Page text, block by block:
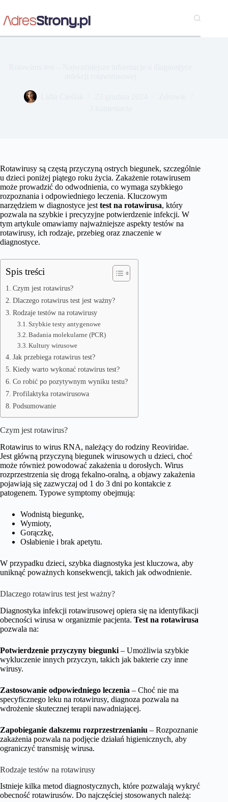
treści
Rotawirusy są częstą przyczyną ostrych biegunek, szczególnie
u dzieci poniżej piątego roku życia. Zakażenie rotawirusem
może prowadzić do odwodnienia, co wymaga szybkiego
rozpoznania i odpowiedniego leczenia. Kluczowym
narzędziem w diagnostyce jest test na rotawirusa, który
pozwala na szybkie i precyzyjne potwierdzenie infekcji. W
tym artykule omawiamy najważniejsze aspekty testów na
rotawirusy, ich rodzaje, przebieg oraz znaczenie w
diagnostyce.
Spis treści
Czym jest rotawirus?
Dlaczego rotawirus test jest ważny?
Rodzaje testów na rotawirusy
Szybkie testy antygenowe
Badania molekularne (PCR)
Kultury wirusowe
Jak przebiega rotawirus test?
Kiedy warto wykonać rotawirus test?
Co robić po pozytywnym wyniku testu?
Profilaktyka rotawirusowa
Podsumowanie
Czym jest rotawirus?
Rotawirus to wirus RNA, należący do rodziny Reoviridae.
Jest główną przyczyną biegunek wirusowych u dzieci, choć
może również powodować zakażenia u dorosłych. Wirus
rozprzestrzenia się drogą fekalno-oralną, a objawy zakażenia
pojawiają się zazwyczaj od 1 do 3 dni po kontakcie z
patogenem. Typowe symptomy obejmują:
Wodnistą biegunkę,
Wymioty,
Gorączkę,
Osłabienie i brak apetytu.
W przypadku dzieci, szybka diagnostyka jest kluczowa, aby
uniknąć poważnych konsekwencji, takich jak odwodnienie.
Dlaczego rotawirus test jest ważny?
Diagnostyka infekcji rotawirusowej opiera się na identyfikacji
obecności wirusa w organizmie pacjenta. Test na rotawirusa
pozwala na:
Potwierdzenie przyczyny biegunki – Umożliwia szybkie
wykluczenie innych przyczyn, takich jak bakterie czy inne
wirusy.
Zastosowanie odpowiedniego leczenia – Choć nie ma
specyficznego leku na rotawirusy, diagnoza pozwala na
wdrożenie skutecznej terapii nawadniającej.
Zapobieganie dalszemu rozprzestrzenianiu – Rozpoznanie
zakażenia pozwala na podjęcie działań higienicznych, aby
ograniczyć transmisję wirusa.
Rodzaje testów na rotawirusy
Istnieje kilka metod diagnostycznych, które pozwalają wykryć
obecność rotawirusów. Do najczęściej stosowanych należą: